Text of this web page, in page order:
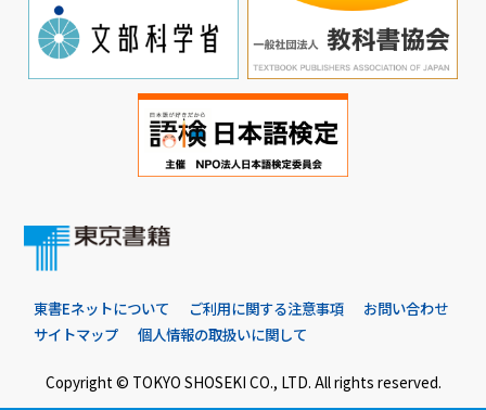
東書Eネットについて ご利用に関する注意事項
お問い合わせ
サイトマップ
個人情報の取扱いに関して
Copyright © TOKYO SHOSEKI CO., LTD. All rights reserved.